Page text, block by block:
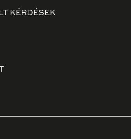
KÉRDÉSEK